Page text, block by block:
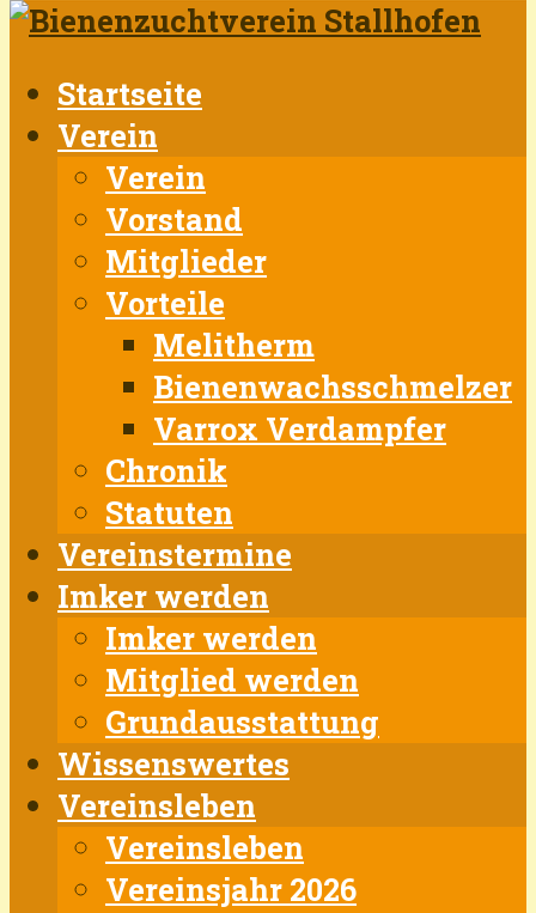
Startseite
Verein
Verein
Vorstand
Mitglieder
Vorteile
Melitherm
Bienenwachsschmelzer
Varrox Verdampfer
Chronik
Statuten
Vereinstermine
Imker werden
Imker werden
Mitglied werden
Grundausstattung
Wissenswertes
Vereinsleben
Vereinsleben
Vereinsjahr 2026